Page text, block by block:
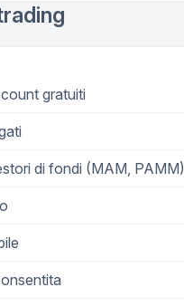
gratuiti
di fondi (MAM, PAMM)